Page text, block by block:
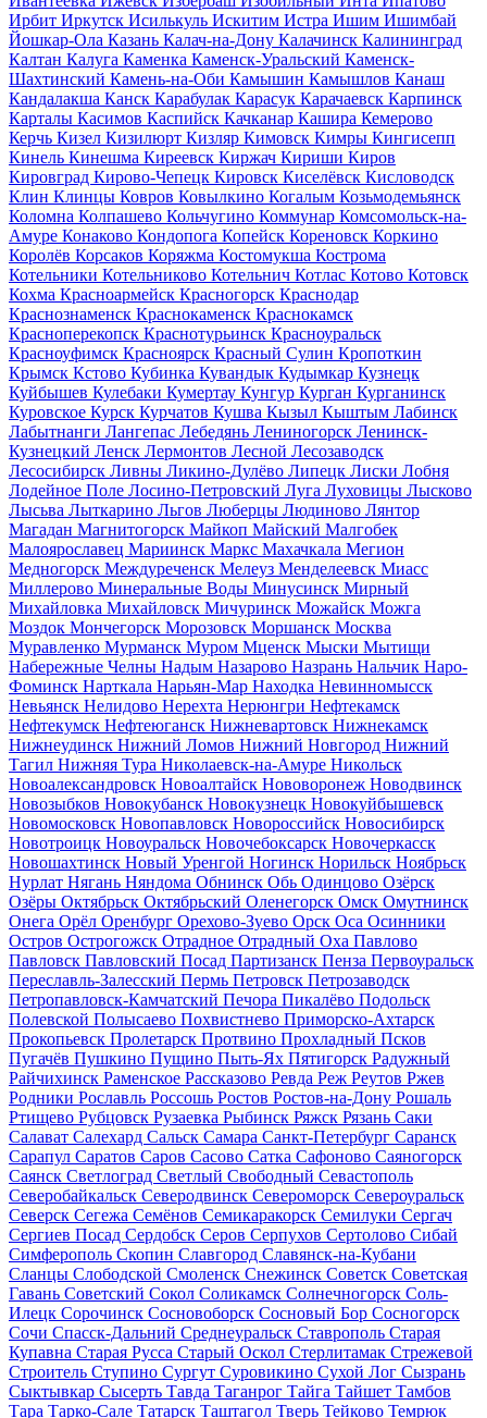
Ирбит Иркутск Исилькуль Искитим Истра Ишим Ишимбай
Йошкар-Ола Казань Калач-на-Дону Калачинск Калининград
Калтан Калуга Каменка Каменск-Уральский Каменск-
Шахтинский Камень-на-Оби Камышин Камышлов Канаш
Кандалакша Канск Карабулак Карасук Карачаевск Карпинск
Карталы Касимов Каспийск Качканар Кашира Кемерово
Керчь Кизел Кизилюрт Кизляр Кимовск Кимры Кингисепп
Кинель Кинешма Киреевск Киржач Кириши Киров
Кировград Кирово-Чепецк Кировск Киселёвск Кисловодск
Клин Клинцы Ковров Ковылкино Когалым Козьмодемьянск
Коломна Колпашево Кольчугино Коммунар Комсомольск-на-
Амуре Конаково Кондопога Копейск Кореновск Коркино
Королёв Корсаков Коряжма Костомукша Кострома
Котельники Котельниково Котельнич Котлас Котово Котовск
Кохма Красноармейск Красногорск Краснодар
Краснознаменск Краснокаменск Краснокамск
Красноперекопск Краснотурьинск Красноуральск
Красноуфимск Красноярск Красный Сулин Кропоткин
Крымск Кстово Кубинка Кувандык Кудымкар Кузнецк
Куйбышев Кулебаки Кумертау Кунгур Курган Курганинск
Куровское Курск Курчатов Кушва Кызыл Кыштым Лабинск
Лабытнанги Лангепас Лебедянь Лениногорск Ленинск-
Кузнецкий Ленск Лермонтов Лесной Лесозаводск
Лесосибирск Ливны Ликино-Дулёво Липецк Лиски Лобня
Лодейное Поле Лосино-Петровский Луга Луховицы Лысково
Лысьва Лыткарино Льгов Люберцы Людиново Лянтор
Магадан Магнитогорск Майкоп Майский Малгобек
Малоярославец Мариинск Маркс Махачкала Мегион
Медногорск Междуреченск Мелеуз Менделеевск Миасс
Миллерово Минеральные Воды Минусинск Мирный
Михайловка Михайловск Мичуринск Можайск Можга
Моздок Мончегорск Морозовск Моршанск Москва
Муравленко Мурманск Муром Мценск Мыски Мытищи
Набережные Челны Надым Назарово Назрань Нальчик Наро-
Фоминск Нарткала Нарьян-Мар Находка Невинномысск
Невьянск Нелидово Нерехта Нерюнгри Нефтекамск
Нефтекумск Нефтеюганск Нижневартовск Нижнекамск
Нижнеудинск Нижний Ломов Нижний Новгород Нижний
Тагил Нижняя Тура Николаевск-на-Амуре Никольск
Новоалександровск Новоалтайск Нововоронеж Новодвинск
Новозыбков Новокубанск Новокузнецк Новокуйбышевск
Новомосковск Новопавловск Новороссийск Новосибирск
Новотроицк Новоуральск Новочебоксарск Новочеркасск
Новошахтинск Новый Уренгой Ногинск Норильск Ноябрьск
Нурлат Нягань Няндома Обнинск Обь Одинцово Озёрск
Озёры Октябрьск Октябрьский Оленегорск Омск Омутнинск
Онега Орёл Оренбург Орехово-Зуево Орск Оса Осинники
Остров Острогожск Отрадное Отрадный Оха Павлово
Павловск Павловский Посад Партизанск Пенза Первоуральск
Переславль-Залесский Пермь Петровск Петрозаводск
Петропавловск-Камчатский Печора Пикалёво Подольск
Полевской Полысаево Похвистнево Приморско-Ахтарск
Прокопьевск Пролетарск Протвино Прохладный Псков
Пугачёв Пушкино Пущино Пыть-Ях Пятигорск Радужный
Райчихинск Раменское Рассказово Ревда Реж Реутов Ржев
Родники Рославль Россошь Ростов Ростов-на-Дону Рошаль
Ртищево Рубцовск Рузаевка Рыбинск Ряжск Рязань Саки
Салават Салехард Сальск Самара Санкт-Петербург Саранск
Сарапул Саратов Саров Сасово Сатка Сафоново Саяногорск
Саянск Светлоград Светлый Свободный Севастополь
Северобайкальск Северодвинск Североморск Североуральск
Северск Сегежа Семёнов Семикаракорск Семилуки Сергач
Сергиев Посад Сердобск Серов Серпухов Сертолово Сибай
Симферополь Скопин Славгород Славянск-на-Кубани
Сланцы Слободской Смоленск Снежинск Советск Советская
Гавань Советский Сокол Соликамск Солнечногорск Соль-
Илецк Сорочинск Сосновоборск Сосновый Бор Сосногорск
Сочи Спасск-Дальний Среднеуральск Ставрополь Старая
Купавна Старая Русса Старый Оскол Стерлитамак Стрежевой
Строитель Ступино Сургут Суровикино Сухой Лог Сызрань
Сыктывкар Сысерть Тавда Таганрог Тайга Тайшет Тамбов
Тара Тарко-Сале Татарск Таштагол Тверь Тейково Темрюк